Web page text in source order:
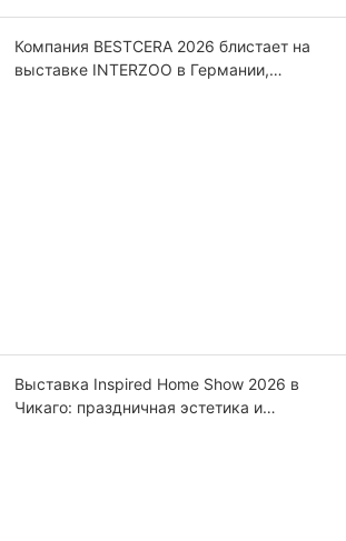
Компания BESTCERA 2026 блистает на
выставке INTERZOO в Германии,
Выставка Inspired Home Show 2026 в
Чикаго: праздничная эстетика и